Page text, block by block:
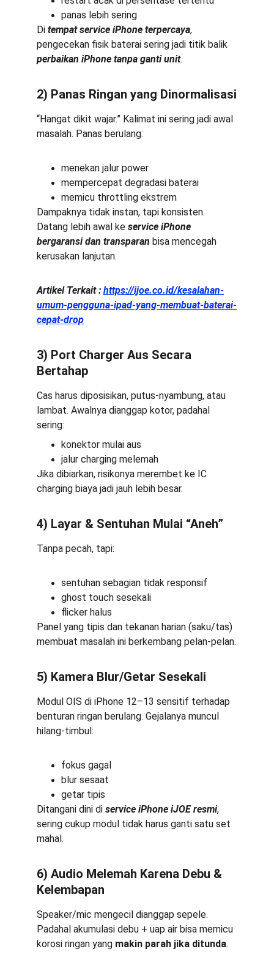
panas lebih sering
Di tempat service iPhone terpercaya,
pengecekan fisik baterai sering jadi titik balik
perbaikan iPhone tanpa ganti unit.
2) Panas Ringan yang Dinormalisasi
“Hangat dikit wajar.” Kalimat ini sering jadi awal
masalah. Panas berulang:
menekan jalur power
mempercepat degradasi baterai
memicu throttling ekstrem
Dampaknya tidak instan, tapi konsisten.
Datang lebih awal ke service iPhone
bergaransi dan transparan bisa mencegah
kerusakan lanjutan.
Artikel Terkait : https://ijoe.co.id/kesalahan-
umum-pengguna-ipad-yang-membuat-baterai-
cepat-drop
3) Port Charger Aus Secara
Bertahap
Cas harus diposisikan, putus-nyambung, atau
lambat. Awalnya dianggap kotor, padahal
sering:
konektor mulai aus
jalur charging melemah
Jika dibiarkan, risikonya merembet ke IC
charging biaya jadi jauh lebih besar.
4) Layar & Sentuhan Mulai “Aneh”
Tanpa pecah, tapi:
sentuhan sebagian tidak responsif
ghost touch sesekali
flicker halus
Panel yang tipis dan tekanan harian (saku/tas)
membuat masalah ini berkembang pelan-pelan.
5) Kamera Blur/Getar Sesekali
Modul OIS di iPhone 12–13 sensitif terhadap
benturan ringan berulang. Gejalanya muncul
hilang-timbul:
fokus gagal
blur sesaat
getar tipis
Ditangani dini di service iPhone iJOE resmi,
sering cukup modul tidak harus ganti satu set
mahal.
6) Audio Melemah Karena Debu &
Kelembapan
Speaker/mic mengecil dianggap sepele.
Padahal akumulasi debu + uap air bisa memicu
korosi ringan yang makin parah jika ditunda.